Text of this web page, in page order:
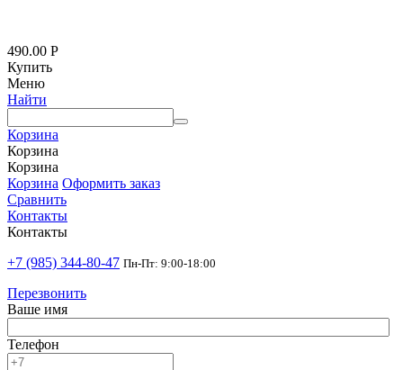
490.00 Р
Купить
Меню
Найти
Корзина
Корзина
Корзина
Корзина Оформить заказ
Сравнить
Контакты
Контакты
+7 (985) 344-80-47 Пн-Пт: 9:00-18:00
Перезвонить
Ваше имя
Телефон